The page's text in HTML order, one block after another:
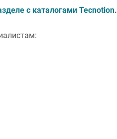
с каталогами Tecnotion.